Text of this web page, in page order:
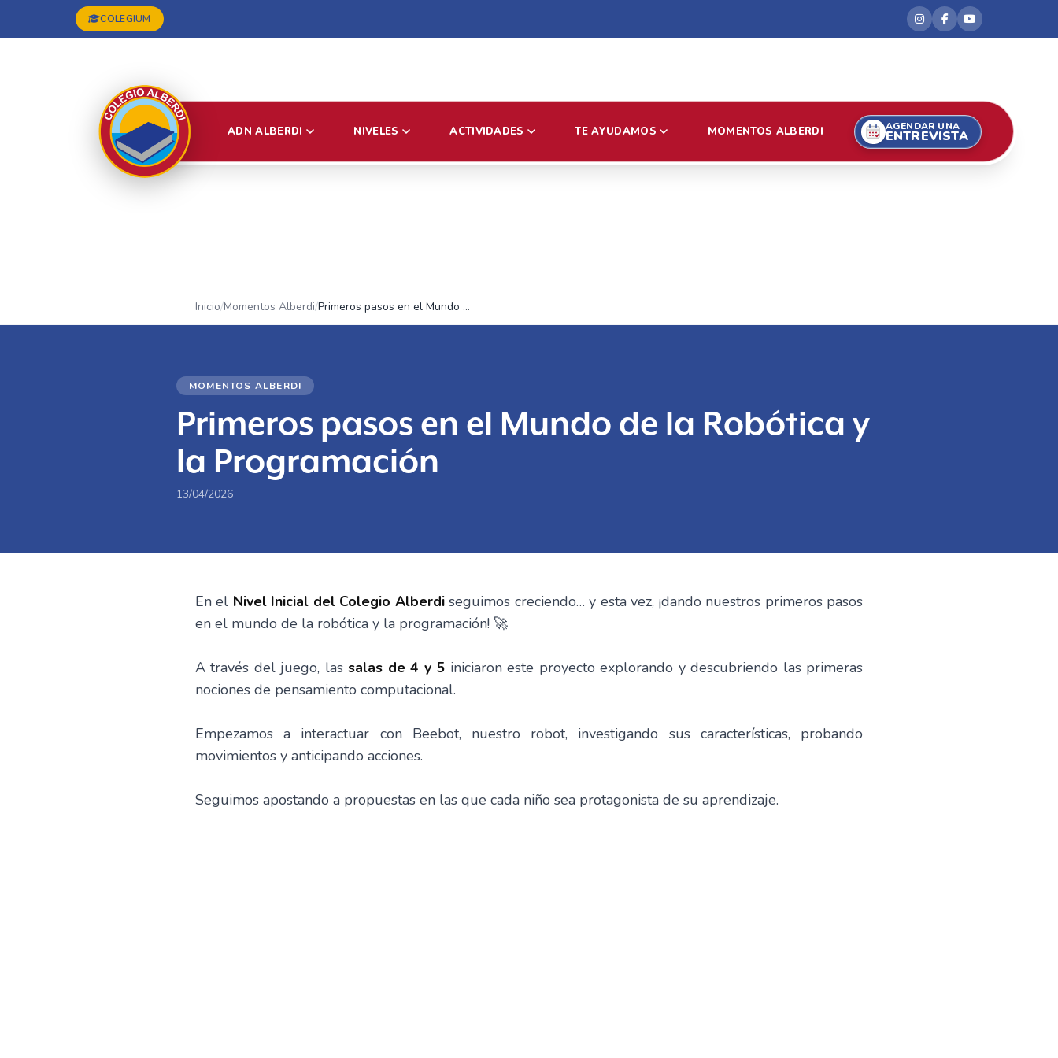
COLEGIUM
ADN ALBERDI NIVELES ACTIVIDADES TE AYUDAMOS MOMENTOS ALBERDI AGENDAR UNA
ENTREVISTA
Inicio/Momentos Alberdi/ Primeros pasos en el Mundo de la Robótica y la Programación
MOMENTOS ALBERDI
Primeros pasos en el Mundo de la Robótica y
la Programación
13/04/2026
En el Nivel Inicial del Colegio Alberdiseguimos creciendo… y esta vez, ¡dando nuestros primeros pasos
en el mundo de la robótica y la programación! 🚀
A través del juego, lassalas de 4 y 5 iniciaron este proyecto explorando y descubriendo las primeras
nociones de pensamiento computacional.
Empezamos a interactuar con Beebot, nuestro robot, investigando sus características, probando
movimientos y anticipando acciones.
Seguimos apostando a propuestas en las que cada niño sea protagonista de su aprendizaje.